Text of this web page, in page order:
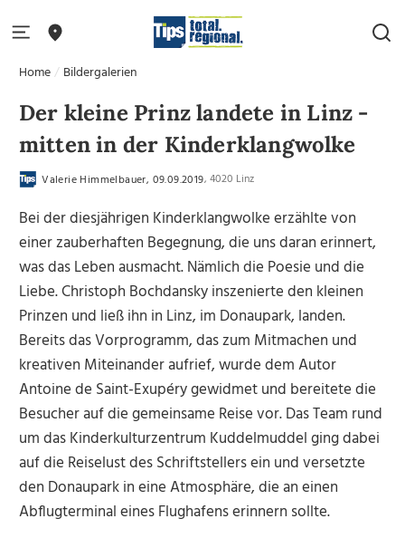
Home Bildergalerien
Der kleine Prinz landete in Linz -
mitten in der Kinderklangwolke
Valerie Himmelbauer, 09.09.2019, 4020 Linz
Bei der diesjährigen Kinderklangwolke erzählte von
einer zauberhaften Begegnung, die uns daran erinnert,
was das Leben ausmacht. Nämlich die Poesie und die
Liebe. Christoph Bochdansky inszenierte den kleinen
Prinzen und ließ ihn in Linz, im Donaupark, landen.
Bereits das Vorprogramm, das zum Mitmachen und
kreativen Miteinander aufrief, wurde dem Autor
Antoine de Saint-Exupéry gewidmet und bereitete die
Besucher auf die gemeinsame Reise vor. Das Team rund
um das Kinderkulturzentrum Kuddelmuddel ging dabei
auf die Reiselust des Schriftstellers ein und versetzte
den Donaupark in eine Atmosphäre, die an einen
Abflugterminal eines Flughafens erinnern sollte.